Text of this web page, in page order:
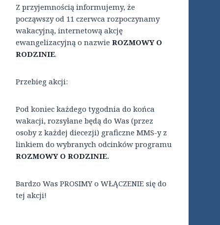
Z przyjemnością informujemy, że
począwszy od 11 czerwca rozpoczynamy
wakacyjną, internetową akcję
ewangelizacyjną o nazwie ROZMOWY O
RODZINIE.
Przebieg akcji:
Pod koniec każdego tygodnia do końca
wakacji, rozsyłane będą do Was (przez
osoby z każdej diecezji) graficzne MMS-y z
linkiem do wybranych odcinków programu
ROZMOWY O RODZINIE.
Bardzo Was PROSIMY o WŁĄCZENIE się do
tej akcji!